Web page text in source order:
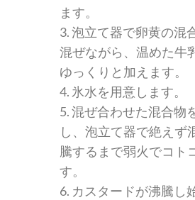
ます。
3. 泡立て器で卵黄の混
混ぜながら、温めた牛
ゆっくりと加えます。
4. 氷水を用意します。
5. 混ぜ合わせた混合物
し、泡立て器で絶えず
騰するまで弱火でコト
す。
6. カスタードが沸騰し